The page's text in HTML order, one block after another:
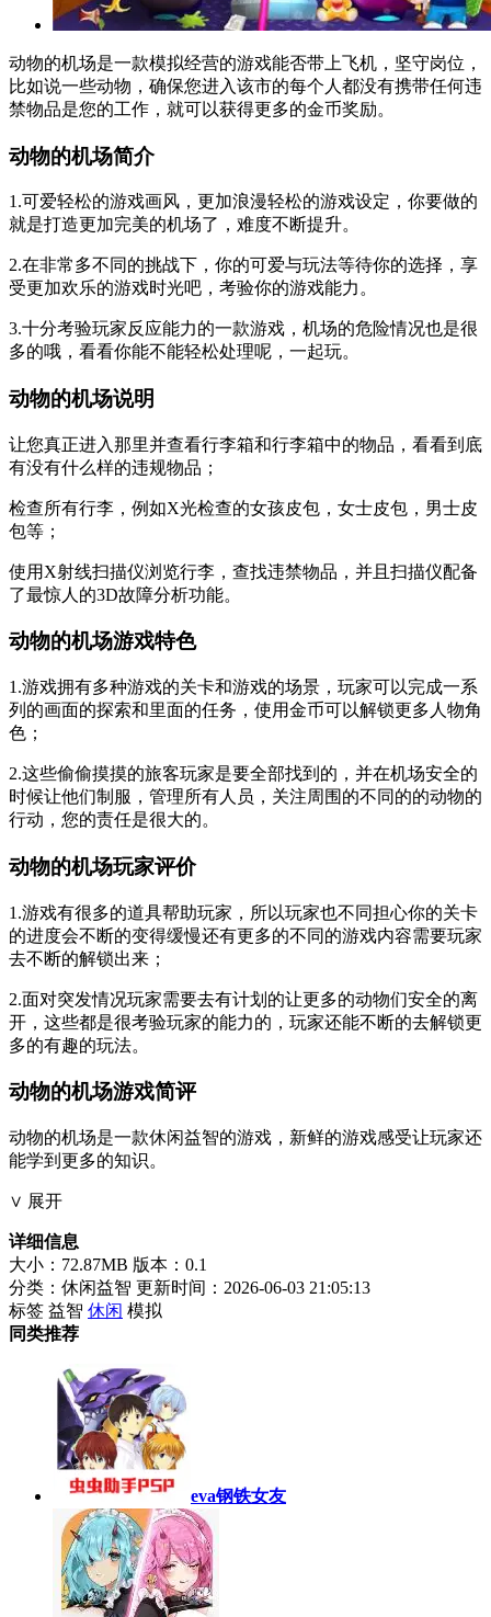
动物的机场是一款模拟经营的游戏能否带上飞机，坚守岗位，
比如说一些动物，确保您进入该市的每个人都没有携带任何违
禁物品是您的工作，就可以获得更多的金币奖励。
动物的机场简介
1.可爱轻松的游戏画风，更加浪漫轻松的游戏设定，你要做的
就是打造更加完美的机场了，难度不断提升。
2.在非常多不同的挑战下，你的可爱与玩法等待你的选择，享
受更加欢乐的游戏时光吧，考验你的游戏能力。
3.十分考验玩家反应能力的一款游戏，机场的危险情况也是很
多的哦，看看你能不能轻松处理呢，一起玩。
动物的机场说明
让您真正进入那里并查看行李箱和行李箱中的物品，看看到底
有没有什么样的违规物品；
检查所有行李，例如X光检查的女孩皮包，女士皮包，男士皮
包等；
使用X射线扫描仪浏览行李，查找违禁物品，并且扫描仪配备
了最惊人的3D故障分析功能。
动物的机场游戏特色
1.游戏拥有多种游戏的关卡和游戏的场景，玩家可以完成一系
列的画面的探索和里面的任务，使用金币可以解锁更多人物角
色；
2.这些偷偷摸摸的旅客玩家是要全部找到的，并在机场安全的
时候让他们制服，管理所有人员，关注周围的不同的的动物的
行动，您的责任是很大的。
动物的机场玩家评价
1.游戏有很多的道具帮助玩家，所以玩家也不同担心你的关卡
的进度会不断的变得缓慢还有更多的不同的游戏内容需要玩家
去不断的解锁出来；
2.面对突发情况玩家需要去有计划的让更多的动物们安全的离
开，这些都是很考验玩家的能力的，玩家还能不断的去解锁更
多的有趣的玩法。
动物的机场游戏简评
动物的机场是一款休闲益智的游戏，新鲜的游戏感受让玩家还
能学到更多的知识。
∨ 展开
详细信息
大小：72.87MB 版本：0.1
分类：休闲益智 更新时间：2026-06-03 21:05:13
标签 益智 休闲 模拟
同类推荐
eva钢铁女友